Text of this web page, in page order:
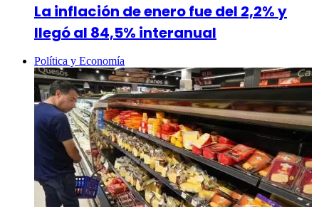
La inflación de enero fue del 2,2% y
llegó al 84,5% interanual
Política y Economía